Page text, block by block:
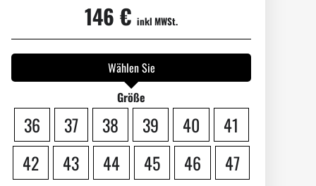
146 € inkl MWSt.
Wählen Sie
Größe
36 37 38 39 40
41
42
43 44 45 46 47